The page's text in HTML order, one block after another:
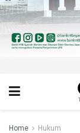
Home Hukum